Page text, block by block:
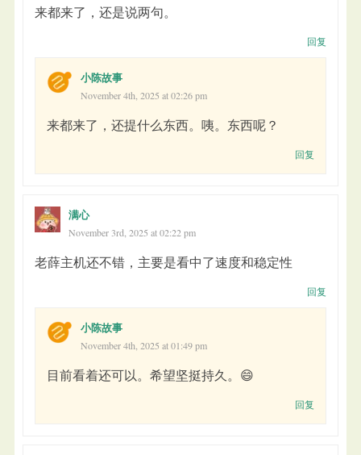
来都来了，还是说两句。
回复
小陈故事
November 4th, 2025 at 02:26 pm
来都来了，还提什么东西。咦。东西呢？
回复
满心
November 3rd, 2025 at 02:22 pm
老薛主机还不错，主要是看中了速度和稳定性
回复
小陈故事
November 4th, 2025 at 01:49 pm
目前看着还可以。希望坚挺持久。😄
回复